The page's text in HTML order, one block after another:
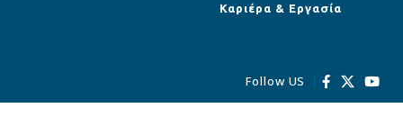
Καριέρα & Εργασία
Follow US